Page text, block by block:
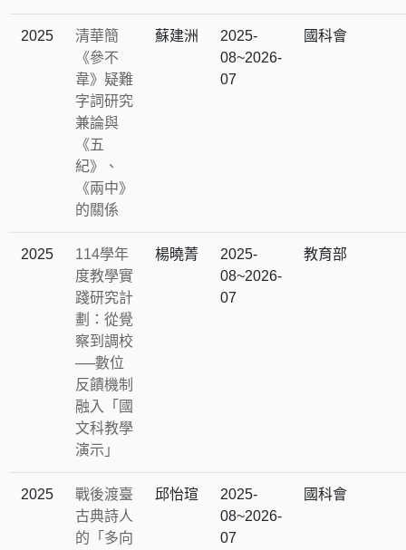
2025
清華簡
《參不
韋》疑難
字詞研究
兼論與
《五
紀》、
《兩中》
的關係
蘇建洲
2025-
08~2026-
07
國科會
2025
114學年
度教學實
踐研究計
劃：從覺
察到調校
──數位
反饋機制
融入「國
文科教學
演示」
楊曉菁
2025-
08~2026-
07
教育部
2025
戰後渡臺
古典詩人
的「多向
邱怡瑄
2025-
08~2026-
07
國科會